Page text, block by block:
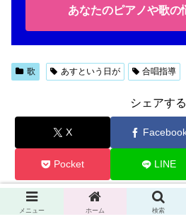
あなたのピアノや歌の
歌 あすという日が 合唱指導
シェアする
X
Pocket LINE
うたこをフォロ
メニュー ホーム 検索